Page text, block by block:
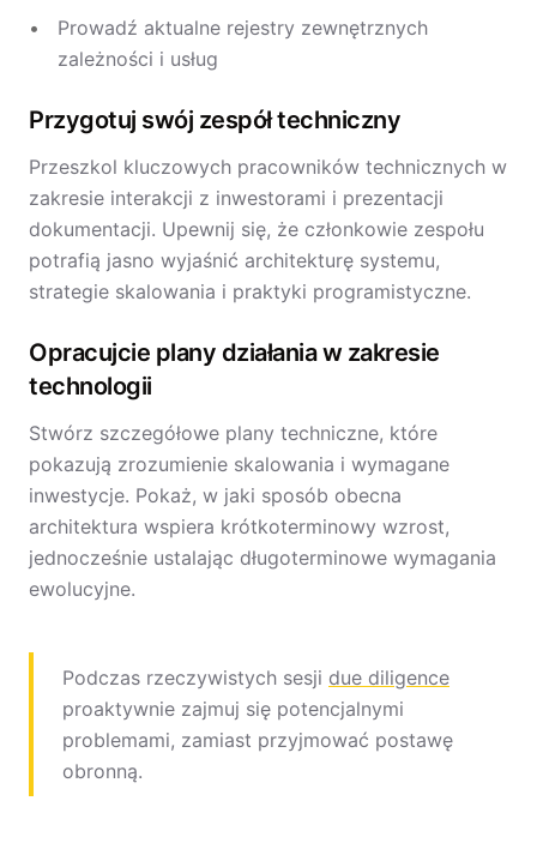
Prowadź aktualne rejestry zewnętrznych
zależności i usług
Przygotuj swój zespół techniczny
Przeszkol kluczowych pracowników technicznych w
zakresie interakcji z inwestorami i prezentacji
dokumentacji. Upewnij się, że członkowie zespołu
potrafią jasno wyjaśnić architekturę systemu,
strategie skalowania i praktyki programistyczne.
Opracujcie plany działania w zakresie
technologii
Stwórz szczegółowe plany techniczne, które
pokazują zrozumienie skalowania i wymagane
inwestycje. Pokaż, w jaki sposób obecna
architektura wspiera krótkoterminowy wzrost,
jednocześnie ustalając długoterminowe wymagania
ewolucyjne.
Podczas rzeczywistych sesji due diligence
proaktywnie zajmuj się potencjalnymi
problemami, zamiast przyjmować postawę
obronną.